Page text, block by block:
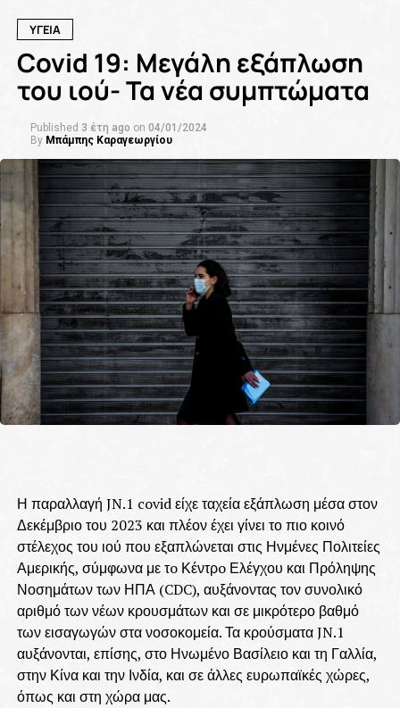
ΥΓΕΙΑ
Covid 19: Μεγάλη εξάπλωση
του ιού- Τα νέα συμπτώματα
Published 3 έτη ago on 04/01/2024
By Μπάμπης Καραγεωργίου
Η παραλλαγή JN.1 covid είχε ταχεία εξάπλωση μέσα στον
Δεκέμβριο του 2023 και πλέον έχει γίνει το πιο κοινό
στέλεχος του ιού που εξαπλώνεται στις Ηνμένες Πολιτείες
Αμερικής, σύμφωνα με τo Κέντρo Ελέγχου και Πρόληψης
Νοσημάτων των ΗΠΑ (CDC), αυξάνοντας τον συνολικό
αριθμό των νέων κρουσμάτων και σε μικρότερο βαθμό
των εισαγωγών στα νοσοκομεία. Τα κρούσματα JN.1
αυξάνονται, επίσης, στο Ηνωμένο Βασίλειο και τη Γαλλία,
στην Κίνα και την Ινδία, και σε άλλες ευρωπαϊκές χώρες,
όπως και στη χώρα μας.